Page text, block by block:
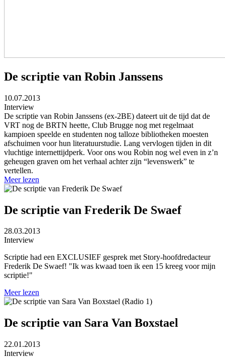
De scriptie van Robin Janssens
10.07.2013
Interview
De scriptie van Robin Janssens (ex-2BE) dateert uit de tijd dat de
VRT nog de BRTN heette, Club Brugge nog met regelmaat
kampioen speelde en studenten nog talloze bibliotheken moesten
afschuimen voor hun literatuurstudie. Lang vervlogen tijden in dit
vluchtige internettijdperk. Voor ons wou Robin nog wel even in z’n
geheugen graven om het verhaal achter zijn “levenswerk” te
vertellen.
Meer lezen
De scriptie van Frederik De Swaef
28.03.2013
Interview
Scriptie had een EXCLUSIEF gesprek met Story-hoofdredacteur
Frederik De Swaef! "Ik was kwaad toen ik een 15 kreeg voor mijn
scriptie!"
Meer lezen
De scriptie van Sara Van Boxstael
22.01.2013
Interview